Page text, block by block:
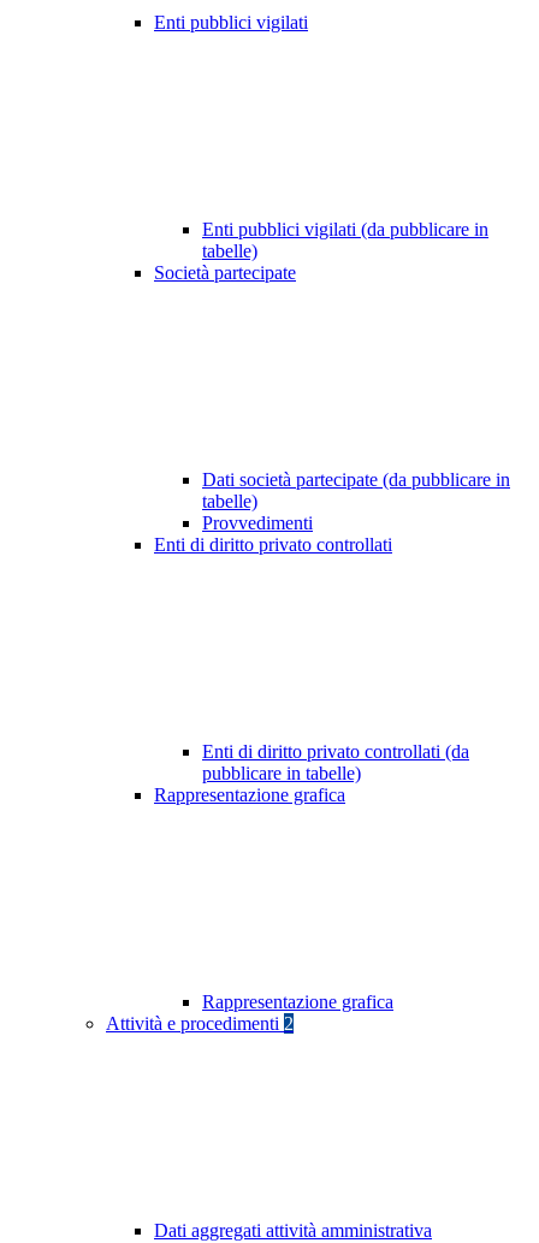
Enti pubblici vigilati
Enti pubblici vigilati (da pubblicare in
tabelle)
Società partecipate
Dati società partecipate (da pubblicare in
tabelle)
Provvedimenti
Enti di diritto privato controllati
Enti di diritto privato controllati (da
pubblicare in tabelle)
Rappresentazione grafica
Rappresentazione grafica
Attività e procedimenti 2
Dati aggregati attività amministrativa